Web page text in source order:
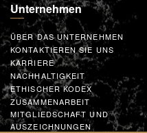
Unternehmen
ÜBER DAS UNTERNEHMEN
KONTAKTIEREN SIE UNS
KARRIERE
NACHHALTIGKEIT
ETHISCHER KODEX
ZUSAMMENARBEIT
MITGLIEDSCHAFT UND
AUSZEICHNUNGEN